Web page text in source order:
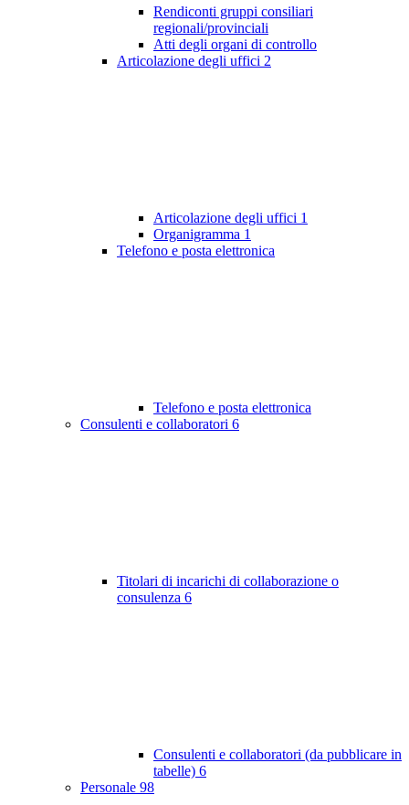
Rendiconti gruppi consiliari
regionali/provinciali
Atti degli organi di controllo
Articolazione degli uffici 2
Articolazione degli uffici 1
Organigramma 1
Telefono e posta elettronica
Telefono e posta elettronica
Consulenti e collaboratori 6
Titolari di incarichi di collaborazione o
consulenza 6
Consulenti e collaboratori (da pubblicare in
tabelle) 6
Personale 98